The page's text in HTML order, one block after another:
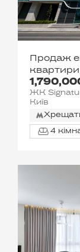
Продаж
ЖК
Київ
4